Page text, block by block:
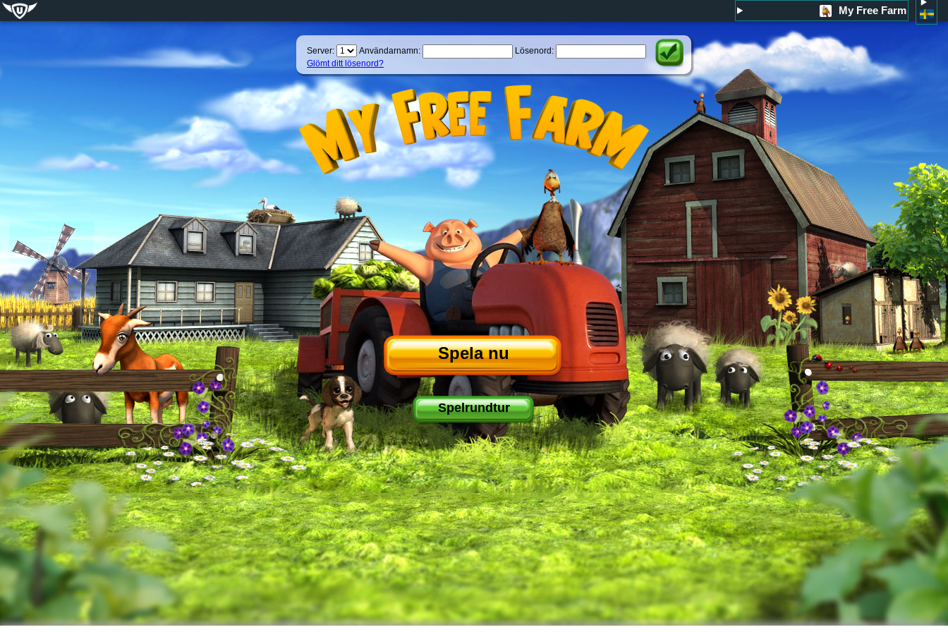
Server: Användarnamn:
Lösenord:
Glömt ditt lösenord?
Spela nu
Spelrundtur
My Free Farm